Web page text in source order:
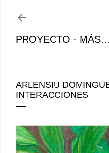
PROYECTO MÁS…
ARLENSIU
INTERACCIONES